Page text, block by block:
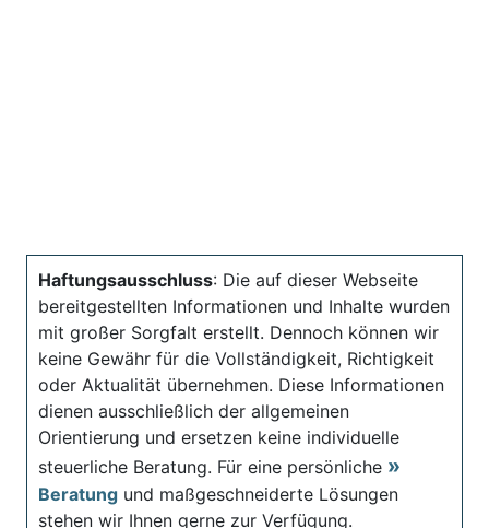
Haftungsausschluss: Die auf dieser Webseite
bereitgestellten Informationen und Inhalte wurden
mit großer Sorgfalt erstellt. Dennoch können wir
keine Gewähr für die Vollständigkeit, Richtigkeit
oder Aktualität übernehmen. Diese Informationen
dienen ausschließlich der allgemeinen
Orientierung und ersetzen keine individuelle
steuerliche Beratung. Für eine persönliche
Beratung und maßgeschneiderte Lösungen
stehen wir Ihnen gerne zur Verfügung.